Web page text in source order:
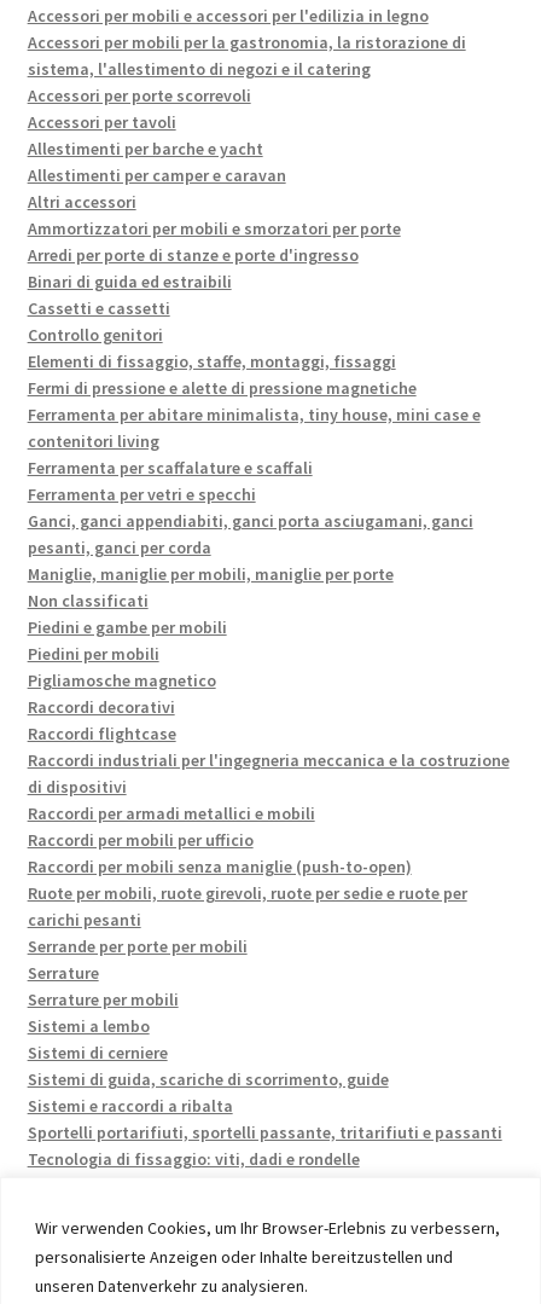
Wir verwenden Cookies, um Ihr Browser-Erlebnis zu verbessern,
personalisierte Anzeigen oder Inhalte bereitzustellen und
unseren Datenverkehr zu analysieren.
Accessori per mobili e accessori per l'edilizia in legno
Accessori per mobili per la gastronomia, la ristorazione di
sistema, l'allestimento di negozi e il catering
Accessori per porte scorrevoli
Accessori per tavoli
Allestimenti per barche e yacht
Allestimenti per camper e caravan
Altri accessori
Ammortizzatori per mobili e smorzatori per porte
Arredi per porte di stanze e porte d'ingresso
Binari di guida ed estraibili
Cassetti e cassetti
Controllo genitori
Elementi di fissaggio, staffe, montaggi, fissaggi
Fermi di pressione e alette di pressione magnetiche
Ferramenta per abitare minimalista, tiny house, mini case e
contenitori living
Ferramenta per scaffalature e scaffali
Ferramenta per vetri e specchi
Ganci, ganci appendiabiti, ganci porta asciugamani, ganci
pesanti, ganci per corda
Maniglie, maniglie per mobili, maniglie per porte
Non classificati
Piedini e gambe per mobili
Piedini per mobili
Pigliamosche magnetico
Raccordi decorativi
Raccordi flightcase
Raccordi industriali per l'ingegneria meccanica e la costruzione
di dispositivi
Raccordi per armadi metallici e mobili
Raccordi per mobili per ufficio
Raccordi per mobili senza maniglie (push-to-open)
Ruote per mobili, ruote girevoli, ruote per sedie e ruote per
carichi pesanti
Serrande per porte per mobili
Serrature
Serrature per mobili
Sistemi a lembo
Sistemi di cerniere
Sistemi di guida, scariche di scorrimento, guide
Sistemi e raccordi a ribalta
Sportelli portarifiuti, sportelli passante, tritarifiuti e passanti
Tecnologia di fissaggio: viti, dadi e rondelle